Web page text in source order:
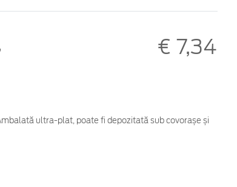
€ 7,34
ultra-plat, poate fi depozitată sub covorașe și